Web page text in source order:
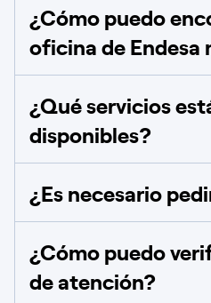
¿Cómo puedo
oficina de Endesa
¿Qué servicios
disponibles?
¿Es necesario
¿Cómo puedo
de atención?